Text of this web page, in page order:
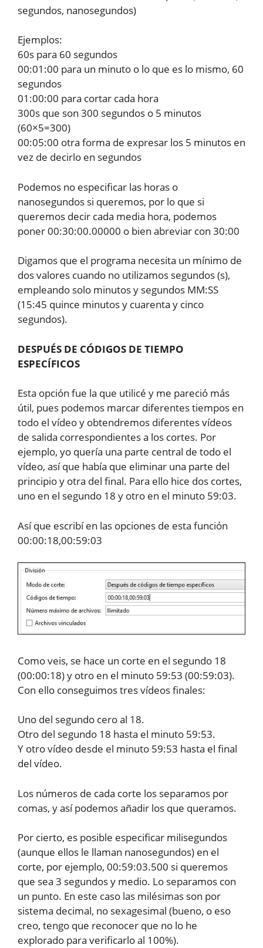
segundos, nanosegundos)
Ejemplos:
60s para 60 segundos
00:01:00 para un minuto o lo que es lo mismo, 60
segundos
01:00:00 para cortar cada hora
300s que son 300 segundos o 5 minutos
(60×5=300)
00:05:00 otra forma de expresar los 5 minutos en
vez de decirlo en segundos
Podemos no especificar las horas o
nanosegundos si queremos, por lo que si
queremos decir cada media hora, podemos
poner 00:30:00.00000 o bien abreviar con 30:00
Digamos que el programa necesita un mínimo de
dos valores cuando no utilizamos segundos (s),
empleando solo minutos y segundos MM:SS
(15:45 quince minutos y cuarenta y cinco
segundos).
DESPUÉS DE CÓDIGOS DE TIEMPO
ESPECÍFICOS
Esta opción fue la que utilicé y me pareció más
útil, pues podemos marcar diferentes tiempos en
todo el vídeo y obtendremos diferentes vídeos
de salida correspondientes a los cortes. Por
ejemplo, yo quería una parte central de todo el
vídeo, así que había que eliminar una parte del
principio y otra del final. Para ello hice dos cortes,
uno en el segundo 18 y otro en el minuto 59:03.
Así que escribí en las opciones de esta función
00:00:18,00:59:03
Como veis, se hace un corte en el segundo 18
(00:00:18) y otro en el minuto 59:53 (00:59:03).
Con ello conseguimos tres vídeos finales:
Uno del segundo cero al 18.
Otro del segundo 18 hasta el minuto 59:53.
Y otro vídeo desde el minuto 59:53 hasta el final
del vídeo.
Los números de cada corte los separamos por
comas, y así podemos añadir los que queramos.
Por cierto, es posible especificar milisegundos
(aunque ellos le llaman nanosegundos) en el
corte, por ejemplo, 00:59:03.500 si queremos
que sea 3 segundos y medio. Lo separamos con
un punto. En este caso las milésimas son por
sistema decimal, no sexagesimal (bueno, o eso
creo, tengo que reconocer que no lo he
explorado para verificarlo al 100%).